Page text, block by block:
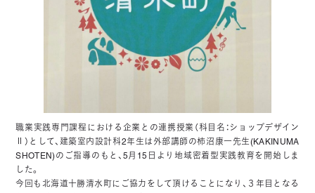
職業実践専門課程における企業との連携授業（科目名：ショップデザイン
Ⅱ）として、建築室内設計科2年生は外部講師の柿沼康一先生(KAKINUMA
SHOTEN)のご指導のもと、5月15日より地域密着型実践教育を開始しま
した。
今回も北海道十勝清水町にご協力をして頂けることになり、３年目となる